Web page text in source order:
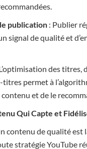
publication : Publier
signal de qualité et
des titres,
titres permet à
et de le
Qui Capte et
contenu de qualité est
stratégie YouTube